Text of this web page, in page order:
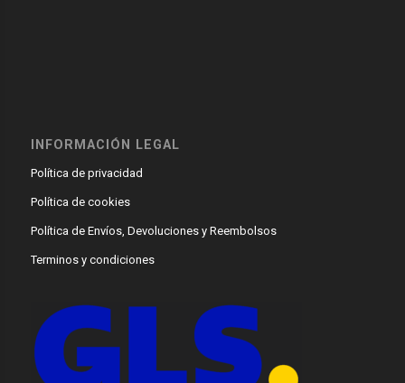
INFORMACIÓN LEGAL
Política de privacidad
Política de cookies
Política de Envíos, Devoluciones y Reembolsos
Terminos y condiciones